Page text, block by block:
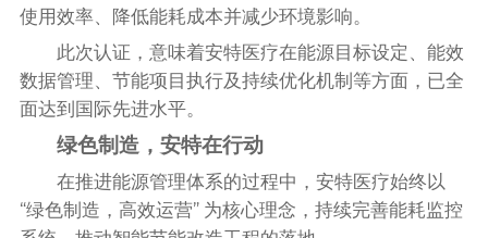
使用效率、降低能耗成本并减少环境影响。
此次认证，意味着安特医疗在能源目标设定、能效
数据管理、节能项目执行及持续优化机制等方面，已全
面达到国际先进水平。
绿色制造，安特在行动
在推进能源管理体系的过程中，安特医疗始终以
“绿色制造，高效运营” 为核心理念，持续完善能耗监控